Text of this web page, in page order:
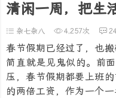
清闲一周，把生
杂七杂八 4,257次
春节假期已经过了，也
简直就是见鬼似的。前
压，春节假期都要上班
的两倍工资，作为一个